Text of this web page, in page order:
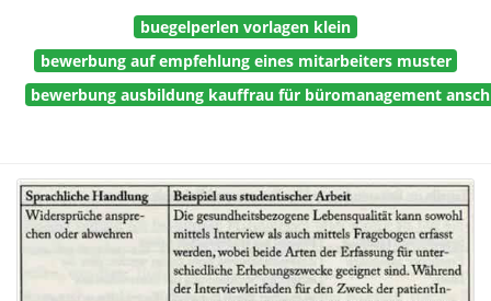
buegelperlen vorlagen klein
bewerbung auf empfehlung eines mitarbeiters muster
bewerbung ausbildung kauffrau für büromanagement